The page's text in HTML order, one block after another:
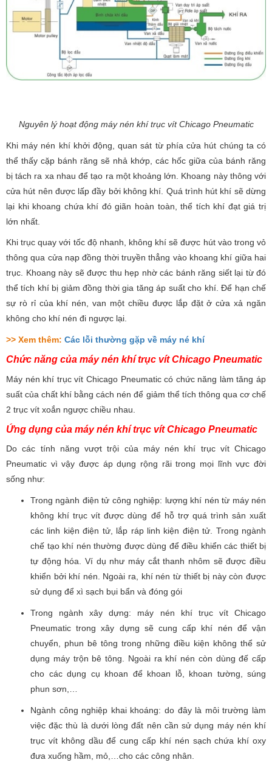
Nguyên lý hoạt động máy nén khí trục vít Chicago Pneumatic
Khi máy nén khí khởi động, quan sát từ phía cửa hút chúng ta có
thể thấy cặp bánh răng sẽ nhả khớp, các hốc giữa của bánh răng
bị tách ra xa nhau để tạo ra một khoảng lớn. Khoang này thông với
cửa hút nên được lấp đầy bởi không khí. Quá trình hút khí sẽ dừng
lại khi khoang chứa khí đó giãn hoàn toàn, thể tích khí đạt giá trị
lớn nhất.
Khi trục quay với tốc độ nhanh, không khí sẽ được hút vào trong vỏ
thông qua cửa nạp đồng thời truyền thẳng vào khoang khí giữa hai
trục. Khoang này sẽ được thu hẹp nhờ các bánh răng siết lại từ đó
thể tích khí bị giảm đồng thời gia tăng áp suất cho khí. Để hạn chế
sự rò rỉ của khí nén, van một chiều được lắp đặt ở cửa xả ngăn
không cho khí nén đi ngược lại.
>> Xem thêm: Các lỗi thường gặp về máy né khí
Chức năng của máy nén khí trục vít Chicago Pneumatic
Máy nén khí trục vít Chicago Pneumatic có chức năng làm tăng áp
suất của chất khí bằng cách nén để giảm thể tích thông qua cơ chế
2 trục vít xoắn ngược chiều nhau.
Ứng dụng của máy nén khí trục vít Chicago Pneumatic
Do các tính năng vượt trội của máy nén khí trục vít Chicago
Pneumatic vì vậy được áp dụng rộng rãi trong mọi lĩnh vực đời
sống như:
Trong ngành điện tử công nghiệp: lượng khí nén từ máy nén
không khí trục vít được dùng để hỗ trợ quá trình sản xuất
các linh kiện điện tử, lắp ráp linh kiện điện tử. Trong ngành
chế tạo khí nén thường được dùng để điều khiển các thiết bị
tự động hóa. Ví dụ như máy cắt thanh nhôm sẽ được điều
khiển bởi khí nén. Ngoài ra, khí nén từ thiết bị này còn được
sử dụng để xì sạch bụi bẩn và đóng gói
Trong ngành xây dựng: máy nén khí trục vít Chicago
Pneumatic trong xây dựng sẽ cung cấp khí nén để vận
chuyển, phun bê tông trong những điều kiện không thể sử
dụng máy trộn bê tông. Ngoài ra khí nén còn dùng đế cấp
cho các dụng cụ khoan để khoan lỗ, khoan tường, súng
phun sơn,…
Ngành công nghiệp khai khoáng: do đây là môi trường làm
việc đặc thù là dưới lòng đất nên cần sử dụng máy nén khí
trục vít không dầu để cung cấp khí nén sạch chứa khí oxy
đưa xuống hầm, mỏ,…cho các công nhân.